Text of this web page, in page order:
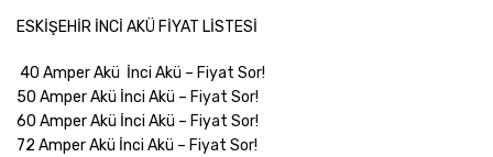
ESKİŞEHİR İNCİ AKÜ FİYAT LİSTESİ
40 Amper Akü İnci Akü – Fiyat Sor!
50 Amper Akü İnci Akü – Fiyat Sor!
60 Amper Akü İnci Akü – Fiyat Sor!
72 Amper Akü İnci Akü – Fiyat Sor!